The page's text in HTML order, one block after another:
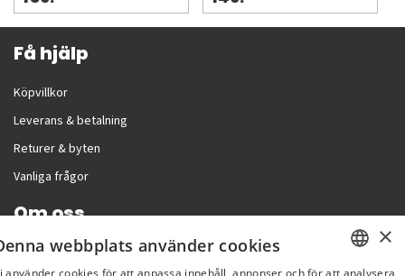
Få hjälp
Köpvillkor
Leverans & betalning
Returer & byten
Vanliga frågor
Om oss
Företagsinformation
×
webbplats använder cookies
använder cookies för att anpassa innehåll, annonser och för att analysera